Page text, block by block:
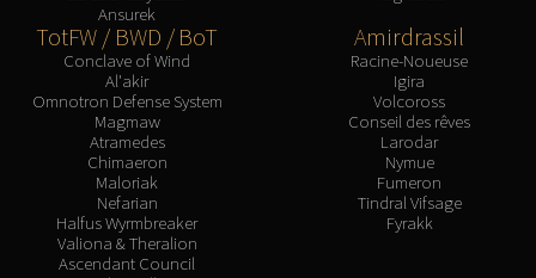
Ansurek
TotFW / BWD / BoT
Conclave of Wind
Al'akir
Omnotron Defense System
Magmaw
Atramedes
Chimaeron
Maloriak
Nefarian
Halfus Wyrmbreaker
Valiona & Theralion
Ascendant Council
Amirdrassil
Racine-Noueuse
Igira
Volcoross
Conseil des rêves
Larodar
Nymue
Fumeron
Tindral Vifsage
Fyrakk